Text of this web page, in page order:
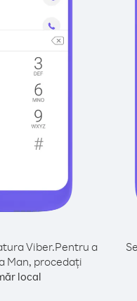
Viber.Pentru a
Man, procedați
local